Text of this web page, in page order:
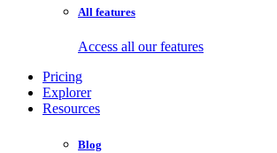
All features
Access all our features
Pricing
Explorer
Resources
Blog